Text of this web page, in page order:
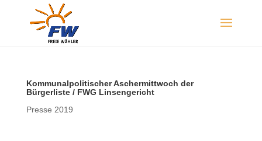
Kommunalpolitischer Aschermittwoch der
Bürgerliste / FWG Linsengericht
Presse 2019